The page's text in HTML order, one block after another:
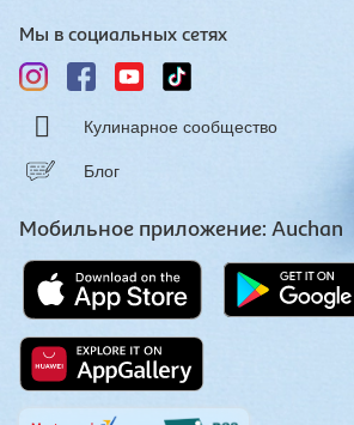
Мы в социальных сетях
Кулинарное сообщество
Блог
Мобильное приложение: Auchan